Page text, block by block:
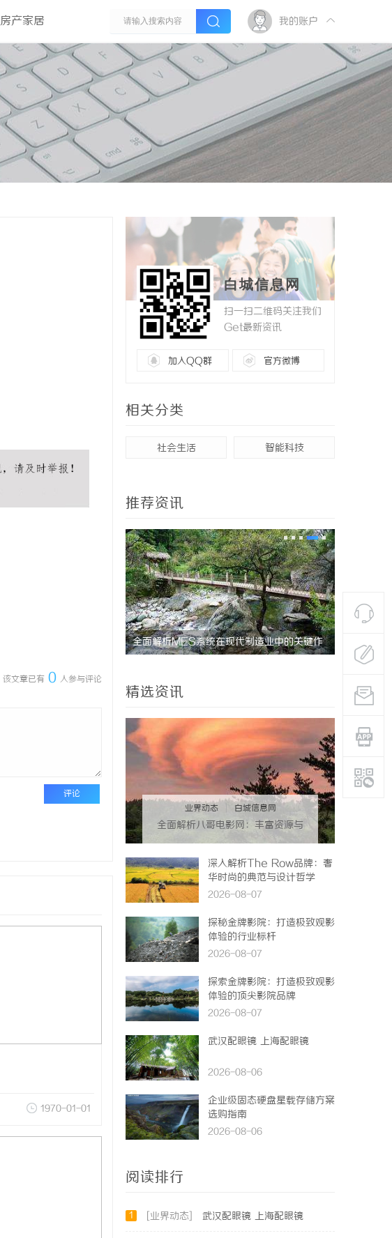
房产家居 我的账户
该文章已有 0 人参与评论
评论
1970-01-01
白城信息网
扫一扫二维码关注我们
Get最新资讯
加入QQ群 官方微博
相关分类
社会生活 智能科技
推荐资讯
全面解析MES系统在现代制造业中的关键作 全面解析
体验升级
精选资讯
业界动态 白城信息网
全面解析八哥电影网：丰富资源与
优质观影体验的终极指南
深入解析The Row品牌：奢
华时尚的典范与设计哲学
2026-08-07
探秘金牌影院：打造极致观影
体验的行业标杆
2026-08-07
探索金牌影院：打造极致观影
体验的顶尖影院品牌
2026-08-07
武汉配眼镜 上海配眼镜
2026-08-06
企业级固态硬盘星载存储方案
选购指南
2026-08-06
阅读排行
1 [业界动态] 武汉配眼镜 上海配眼镜